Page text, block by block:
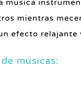
música
mientras
efecto relajante
músicas: